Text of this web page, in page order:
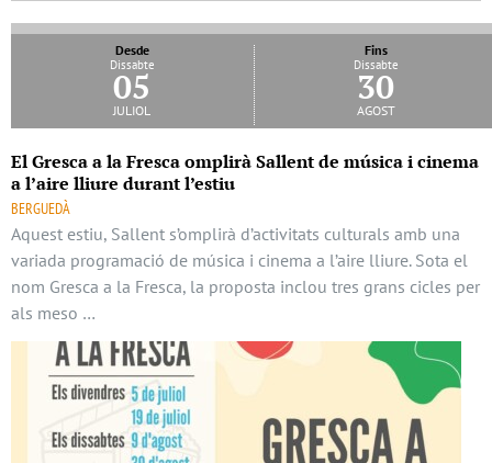
Desde
Dissabte
05
juliol
Fins
Dissabte
30
agost
El Gresca a la Fresca omplirà Sallent de música i cinema
a l’aire lliure durant l’estiu
BERGUEDÀ
Aquest estiu, Sallent s’omplirà d’activitats culturals amb una
variada programació de música i cinema a l’aire lliure. Sota el
nom Gresca a la Fresca, la proposta inclou tres grans cicles per
als meso …